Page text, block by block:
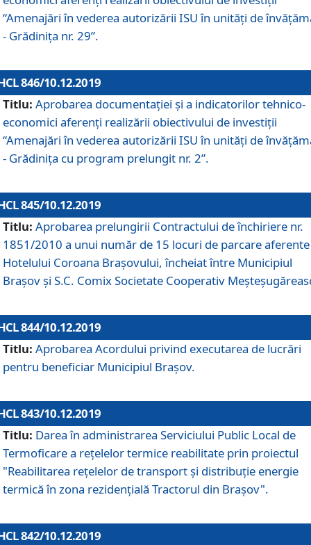
“Amenajări în vederea autorizării ISU în unități de
- Grădinița nr. 29”.
846/10.12.2019
Titlu: Aprobarea documentației și a indicatorilor tehnico-
economici aferenți realizării obiectivului de investiții
“Amenajări în vederea autorizării ISU în unități de
- Grădinița cu program prelungit nr. 2”.
845/10.12.2019
Titlu: Aprobarea prelungirii Contractului de închiriere nr.
1851/2010 a unui număr de 15 locuri de parcare aferente
Hotelului Coroana Brașovului, încheiat între Municipiul
Braşov şi S.C. Comix Societate Cooperativ
844/10.12.2019
Titlu: Aprobarea Acordului privind executarea de lucrări
pentru beneficiar Municipiul Brașov.
843/10.12.2019
Titlu: Darea în administrarea Serviciului Public Local de
Termoficare a rețelelor termice reabilitate prin proiectul
"Reabilitarea reţelelor de transport şi distribuţie energie
termică în zona rezidenţială Tractorul din Braşov".
842/10.12.2019